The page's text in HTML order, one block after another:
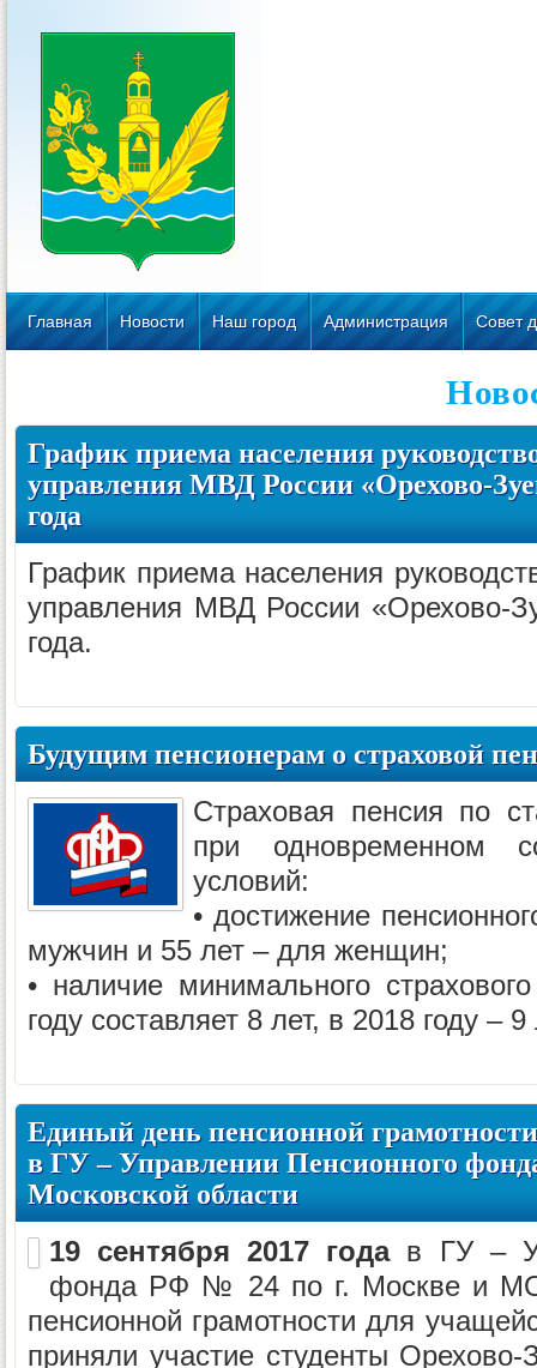
Главная Новости Наш город Администрация Совет
График приема населения
управления МВД России «Орехово-
года
График приема населения
управления МВД России «Орехово-
года.
Будущим пенсионерам о страховой
Страховая пенсия по
при одновременном
условий:
• достижение
мужчин и 55 лет – для женщин;
• наличие минимального
году составляет 8 лет, в 2018 году – 9
Единый день пенсионной
в ГУ – Управлении Пенсионного
Московской области
19 сентября 2017 годав ГУ –
фонда РФ № 24 по г. Москве и
пенсионной грамотности для
приняли участие студенты